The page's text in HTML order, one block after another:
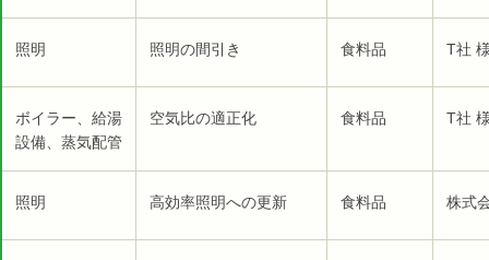
照明 照明の間引き 食料品 T社
ボイラー、給湯
設備、蒸気配管
空気比の適正化 食料品 T社
照明 高効率照明への更新 食料品 株式